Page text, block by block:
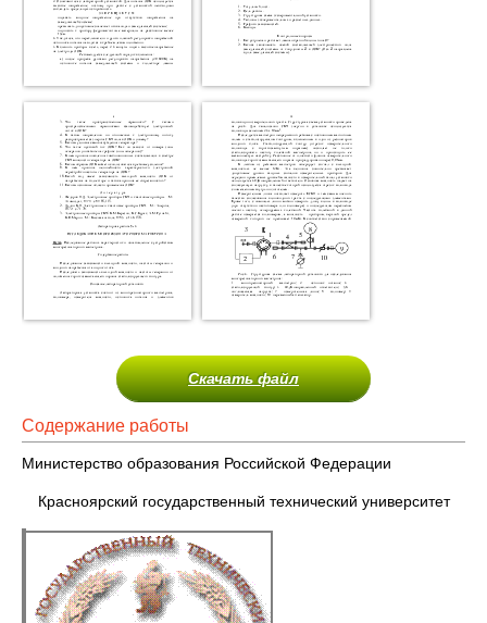
Скачать файл
Содержание работы
Министерство образования Российской Федерации
Красноярский государственный технический университет